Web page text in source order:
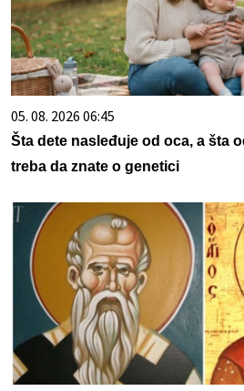
05. 08. 2026 06:45
Šta dete nasleđuje od oca, a šta
treba da znate o genetici